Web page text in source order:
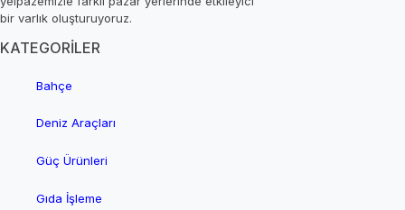
bir varlık oluşturuyoruz.
KATEGORİLER
Bahçe
Deniz Araçları
Güç Ürünleri
Gıda İşleme